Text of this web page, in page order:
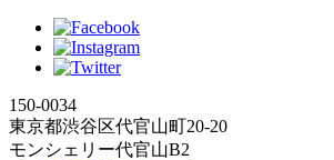
150-0034
東京都渋谷区代官山町20-20
モンシェリー代官山B2